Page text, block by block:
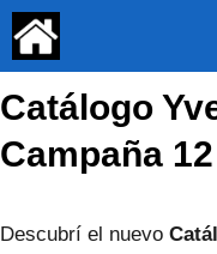
Saltar
contenido
Catálogo
Campaña
Descubrí el nuevo